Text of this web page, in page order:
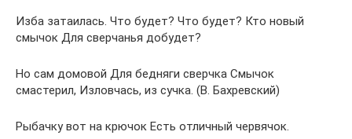
Изба затаилась. Что будет? Что будет? Кто новый
смычок Для сверчанья добудет?
Но сам домовой Для бедняги сверчка Смычок
смастерил, Изловчась, из сучка. (В. Бахревский)
Рыбачку вот на крючок Есть отличный червячок.